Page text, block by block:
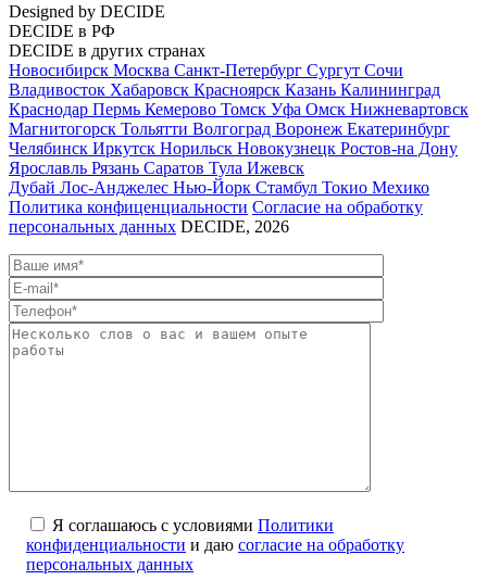
Designed by DECIDE
DECIDE в РФ
DECIDE в других странах
Новосибирск Москва Санкт-Петербург Сургут Сочи
Владивосток Хабаровск Красноярск Казань Калининград
Краснодар Пермь Кемерово Томск Уфа Омск Нижневартовск
Магнитогорск Тольятти Волгоград Воронеж Екатеринбург
Челябинск Иркутск Норильск Новокузнецк Ростов-на Дону
Ярославль Рязань Саратов Тула Ижевск
Дубай Лос-Анджелес Нью-Йорк Стамбул Токио Мехико
Политика конфиценциальности Согласие на обработку
персональных данных DECIDE, 2026
Я соглашаюсь с условиями Политики
конфиденциальности и даю согласие на обработку
персональных данных